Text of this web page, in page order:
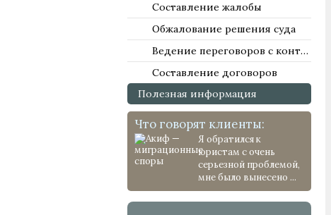
Составление жалобы
Обжалование решения суда
Ведение переговоров с контрагентами
Составление договоров
Полезная информация
Что говорят клиенты:
Я обратился к
юристам с очень
серьезной проблемой,
мне было вынесено ...